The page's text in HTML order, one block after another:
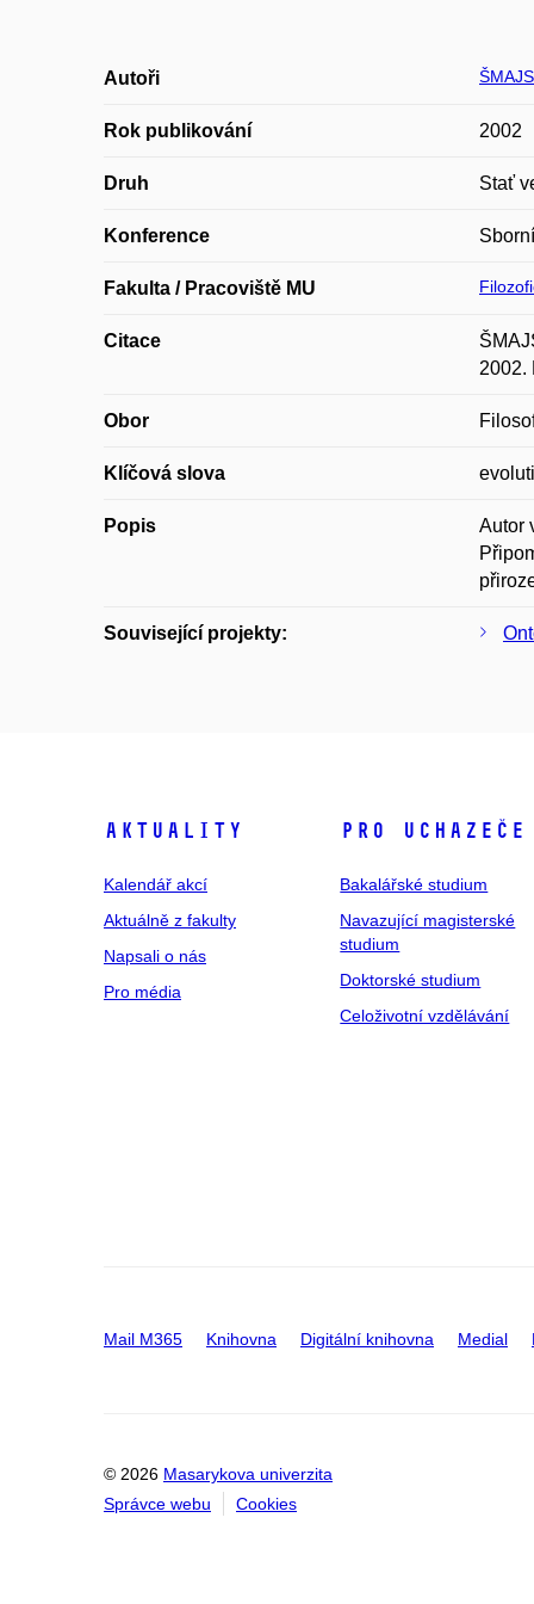
Autoři
Rok publikování 2002
Druh Stať
Konference
Fakulta / Pracoviště MU
Citace
2002.
Obor
Klíčová slova
Popis
Autor
Související projekty:
Aktuality
Kalendář akcí
Aktuálně z fakulty
Napsali o nás
Pro média
Pro uchazeče
Bakalářské studium
Navazující magisterské
studium
Doktorské studium
Celoživotní vzdělávání
Mail M365 Knihovna Digitální knihovna Medial
© 2026 Masarykova univerzita
Správce webu
Cookies